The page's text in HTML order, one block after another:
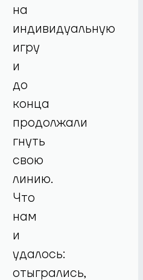
на
индивидуальную
игру
и
до
конца
продолжали
гнуть
свою
линию.
Что
нам
и
удалось:
отыгрались,